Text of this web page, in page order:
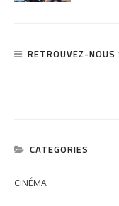
RETROUVEZ-NOUS
CATEGORIES
CINÉMA